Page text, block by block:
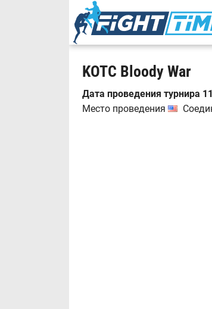
KOTC Bloody War
Дата проведения турнира
Место проведения